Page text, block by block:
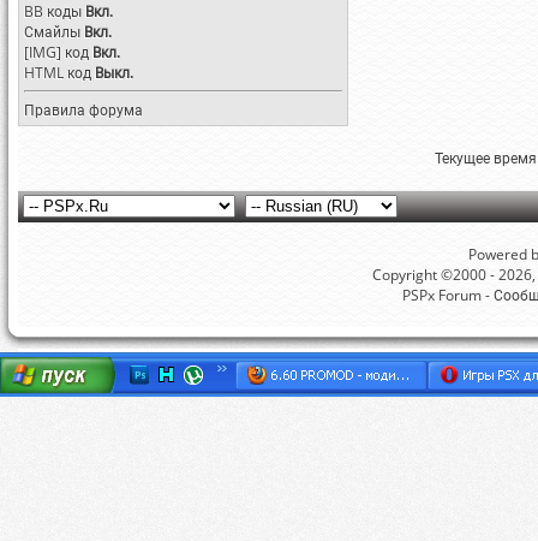
BB коды Вкл.
Смайлы Вкл.
[IMG] код Вкл.
HTML код Выкл.
Правила форума
Текущее
Powered
Copyright ©2000 -
PSPx Forum -